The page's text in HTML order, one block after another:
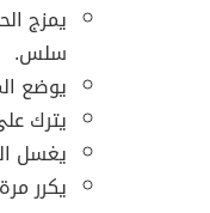
يمزج
سلس.
يوضع
يترك على
يغسل
يكرر